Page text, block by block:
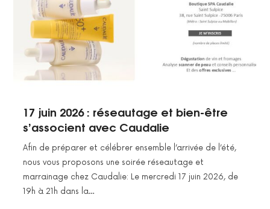
17 juin 2026 : réseautage et bien-être
s’associent avec Caudalie
Afin de préparer et célébrer ensemble l’arrivée de l’été,
nous vous proposons une soirée réseautage et
marrainage chez Caudalie: Le mercredi 17 juin 2026, de
19h à 21h dans la…